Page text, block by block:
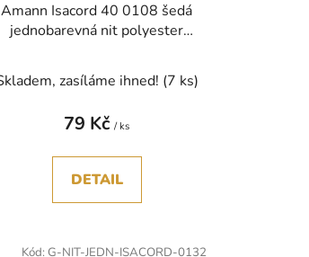
Amann Isacord 40 0108 šedá
jednobarevná nit polyester
zasíláme ihned! (7 ks)
79 Kč/ ks
DETAIL
Kód: G-NIT-JEDN-ISACORD-0132